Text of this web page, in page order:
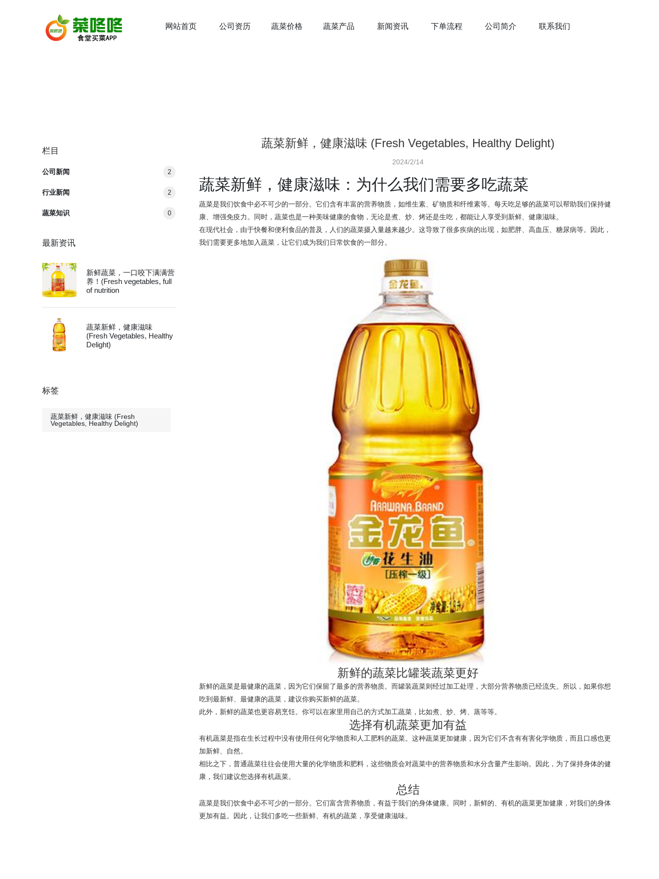
网站首页 公司资历 蔬菜价格 蔬菜产品 新闻资讯 下单流程 公司简介 联系我们
蔬菜新鲜，健康滋味 (Fresh Vegetables, Healthy Delight)
2024/2/14
蔬菜新鲜，健康滋味：为什么我们需要多吃蔬菜
蔬菜是我们饮食中必不可少的一部分。它们含有丰富的营养物质，如维生素、矿物质和纤维素等。每天吃足够的蔬菜可以帮助我们保持健
康、增强免疫力。同时，蔬菜也是一种美味健康的食物，无论是煮、炒、烤还是生吃，都能让人享受到新鲜、健康滋味。
在现代社会，由于快餐和便利食品的普及，人们的蔬菜摄入量越来越少。这导致了很多疾病的出现，如肥胖、高血压、糖尿病等。因此，
我们需要更多地加入蔬菜，让它们成为我们日常饮食的一部分。
新鲜的蔬菜比罐装蔬菜更好
新鲜的蔬菜是最健康的蔬菜，因为它们保留了最多的营养物质。而罐装蔬菜则经过加工处理，大部分营养物质已经流失。所以，如果你想
吃到最新鲜、最健康的蔬菜，建议你购买新鲜的蔬菜。
此外，新鲜的蔬菜也更容易烹饪。你可以在家里用自己的方式加工蔬菜，比如煮、炒、烤、蒸等等。
选择有机蔬菜更加有益
有机蔬菜是指在生长过程中没有使用任何化学物质和人工肥料的蔬菜。这种蔬菜更加健康，因为它们不含有有害化学物质，而且口感也更
加新鲜、自然。
相比之下，普通蔬菜往往会使用大量的化学物质和肥料，这些物质会对蔬菜中的营养物质和水分含量产生影响。因此，为了保持身体的健
康，我们建议您选择有机蔬菜。
总结
蔬菜是我们饮食中必不可少的一部分。它们富含营养物质，有益于我们的身体健康。同时，新鲜的、有机的蔬菜更加健康，对我们的身体
更加有益。因此，让我们多吃一些新鲜、有机的蔬菜，享受健康滋味。
栏目
公司新闻 2
行业新闻 2
蔬菜知识 0
最新资讯
新鲜蔬菜，一口咬下满满营
养！(Fresh vegetables, full
of nutrition
蔬菜新鲜，健康滋味
(Fresh Vegetables, Healthy
Delight)
标签
蔬菜新鲜，健康滋味 (Fresh
Vegetables, Healthy Delight)